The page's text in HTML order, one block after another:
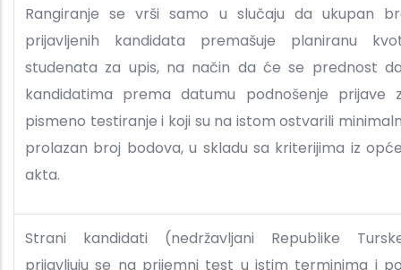
Rangiranje se vrši samo u slučaju da ukupan
prijavljenih kandidata premašuje planiranu
studenata za upis, na način da će se prednost
kandidatima prema datumu podnošenje prijave
pismeno testiranje i koji su na istom ostvarili
prolazan broj bodova, u skladu sa kriterijima iz
akta.
Strani kandidati (nedržavljani Republike
prijavljuju se na prijemni test u istim terminima i